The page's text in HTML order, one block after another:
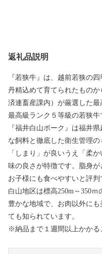
返礼品説明
『若狭牛』は、越前若狭の
丹精込めて育てられたもの
済連畜産課内）が厳選した
最高級ランク５等級の若狭牛
『福井白山ポーク』は福井
な飼料と徹底した衛生管理
「しまり」が良いうえ「柔
味の良さが特徴です。脂身が
お子様にも食べやすいと評判
白山地区は標高250m～350
豊かな地域で、お肉以外に
ても知られています。
※納品まで１週間以上かかる